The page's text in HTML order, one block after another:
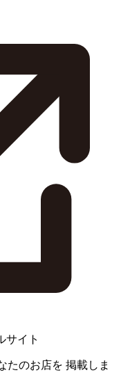
サイト
たのお店を 掲載しま